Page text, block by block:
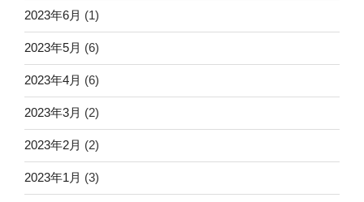
2023年6月 (1)
2023年5月 (6)
2023年4月 (6)
2023年3月 (2)
2023年2月 (2)
2023年1月 (3)